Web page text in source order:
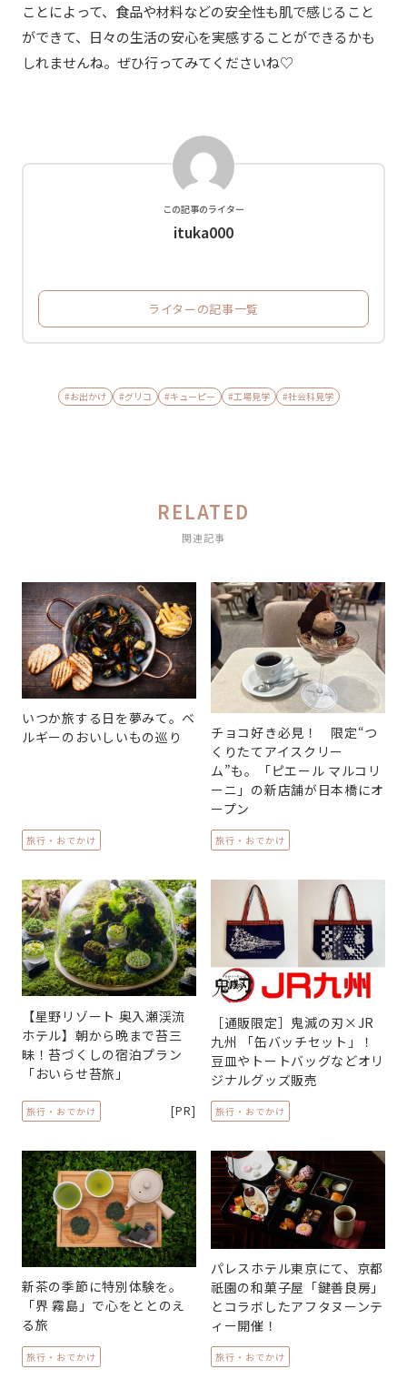
ことによって、食品や材料などの安全性も肌で感じること
ができて、日々の生活の安心を実感することができるかも
しれませんね。ぜひ行ってみてくださいね♡
この記事のライター
ituka000
ライターの記事一覧
#お出かけ #グリコ #キューピー #工場見学 #社会科見学
RELATED
関連記事
いつか旅する日を夢みて。ベ
ルギーのおいしいもの巡り
旅行・おでかけ
チョコ好き必見！ 限定“つ
くりたてアイスクリー
ム”も。「ピエール マルコリ
ーニ」の新店舗が日本橋にオ
ープン
旅行・おでかけ
【星野リゾート 奥⼊瀬渓流
ホテル】朝から晩まで苔三
昧！苔づくしの宿泊プラン
「おいらせ苔旅」
旅行・おでかけ [PR]
［通販限定］鬼滅の刃×JR
九州 「缶バッチセット」！
豆皿やトートバッグなどオリ
ジナルグッズ販売
旅行・おでかけ
新茶の季節に特別体験を。
「界 霧島」で心をととのえ
る旅
旅行・おでかけ
パレスホテル東京にて、京都
祇園の和菓子屋「鍵善良房」
とコラボしたアフタヌーンテ
ィー開催！
旅行・おでかけ